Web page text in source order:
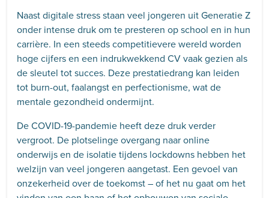
Naast digitale stress staan veel jongeren uit Generatie Z
onder intense druk om te presteren op school en in hun
carrière. In een steeds competitievere wereld worden
hoge cijfers en een indrukwekkend CV vaak gezien als
de sleutel tot succes. Deze prestatiedrang kan leiden
tot burn-out, faalangst en perfectionisme, wat de
mentale gezondheid ondermijnt.
De COVID-19-pandemie heeft deze druk verder
vergroot. De plotselinge overgang naar online
onderwijs en de isolatie tijdens lockdowns hebben het
welzijn van veel jongeren aangetast. Een gevoel van
onzekerheid over de toekomst – of het nu gaat om het